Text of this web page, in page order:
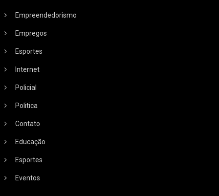
Empreendedorismo
Empregos
Esportes
Internet
Policial
Politica
Contato
Educação
Esportes
Eventos